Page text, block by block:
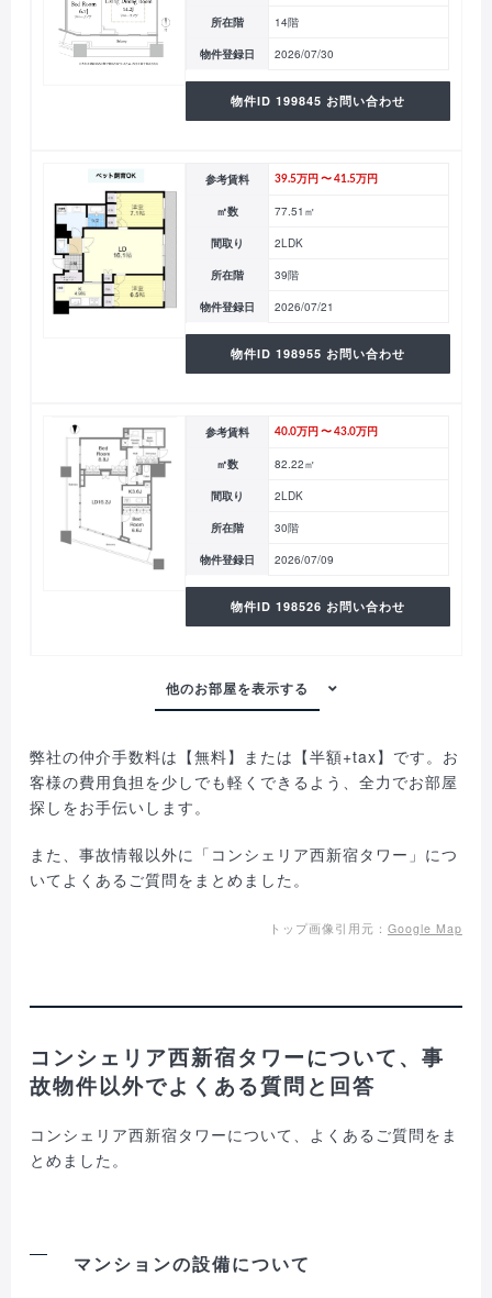
所在階 14階
物件登録日 2026/07/30
物件ID 199845 お問い合わせ
参考賃料 39.5万円 〜 41.5万円
㎡数 77.51㎡
間取り 2LDK
所在階 39階
物件登録日 2026/07/21
物件ID 198955 お問い合わせ
参考賃料 40.0万円 〜 43.0万円
㎡数 82.22㎡
間取り 2LDK
所在階 30階
物件登録日 2026/07/09
物件ID 198526 お問い合わせ
弊社の仲介手数料は【無料】または【半額+tax】です。お
客様の費用負担を少しでも軽くできるよう、全力でお部屋
探しをお手伝いします。
また、事故情報以外に「コンシェリア西新宿タワー」につ
いてよくあるご質問をまとめました。
トップ画像引用元： Google Map
コンシェリア西新宿タワーについて、事
故物件以外でよくある質問と回答
コンシェリア西新宿タワーについて、よくあるご質問をま
とめました。
マンションの設備について